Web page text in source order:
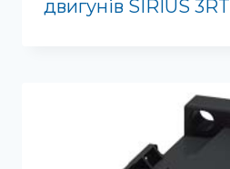
двигунів SIRIUS 3RT